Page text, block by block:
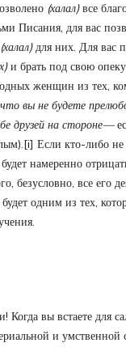
(халал)все
Писания, для вас
(халал)для них. Для вас
и брать под свою
женщин из тех,
вы не будете
друзей на стороне—
[i] Если кто-либо не
намеренно
безусловно, все его
одним из тех,
Когда вы встаете для
и умственной